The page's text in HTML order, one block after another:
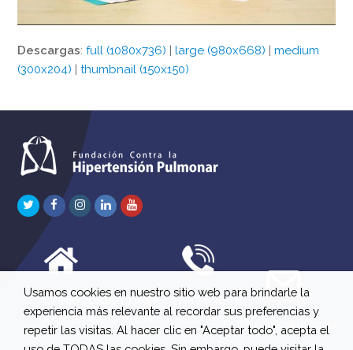
Descargas:full (1080x736) |large (980x668) |medium
(300x204) |thumbnail (150x150)
TwitterFacebook
Instagram
LinkedInYoutube
C/ Río Jordán 7 bajo
A 28981 Parla Madrid
647 630 515
661 73 42 04
613 22 15 27
info@fchp.es
Usamos cookies en nuestro sitio web para brindarle la
experiencia más relevante al recordar sus preferencias y
repetir las visitas. Al hacer clic en "Aceptar todo", acepta el